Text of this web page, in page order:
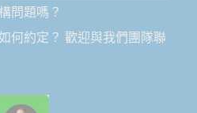
問題嗎？
何約定？ 歡迎與我們團隊聯